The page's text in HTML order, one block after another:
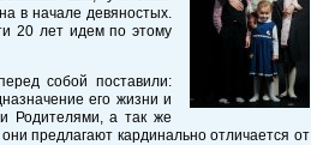
в начале девяностых.
20 лет идем по этому
собой поставили:
его жизни и
Родителями, а так же
предлагают кардинально отличается от